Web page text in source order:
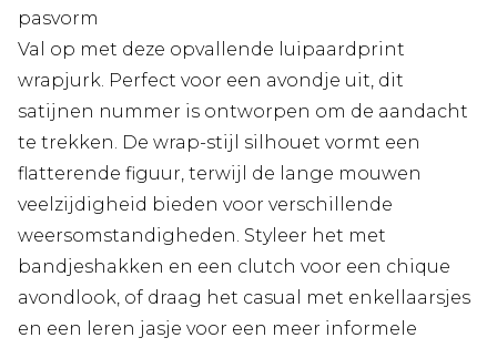
pasvorm
Val op met deze opvallende luipaardprint
wrapjurk. Perfect voor een avondje uit, dit
satijnen nummer is ontworpen om de aandacht
te trekken. De wrap-stijl silhouet vormt een
flatterende figuur, terwijl de lange mouwen
veelzijdigheid bieden voor verschillende
weersomstandigheden. Styleer het met
bandjeshakken en een clutch voor een chique
avondlook, of draag het casual met enkellaarsjes
en een leren jasje voor een meer informele